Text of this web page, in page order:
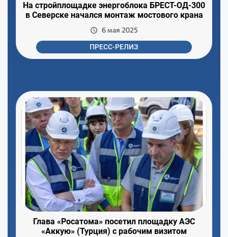
На стройплощадке энергоблока БРЕСТ-ОД-300
в Северске начался монтаж мостового крана
6 мая 2025
ПРЕСС-РЕЛИЗ
Глава «Росатома» посетил площадку АЭС
«Аккую» (Турция) с рабочим визитом